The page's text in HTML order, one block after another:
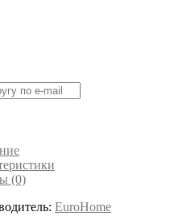
(0)
EuroHome